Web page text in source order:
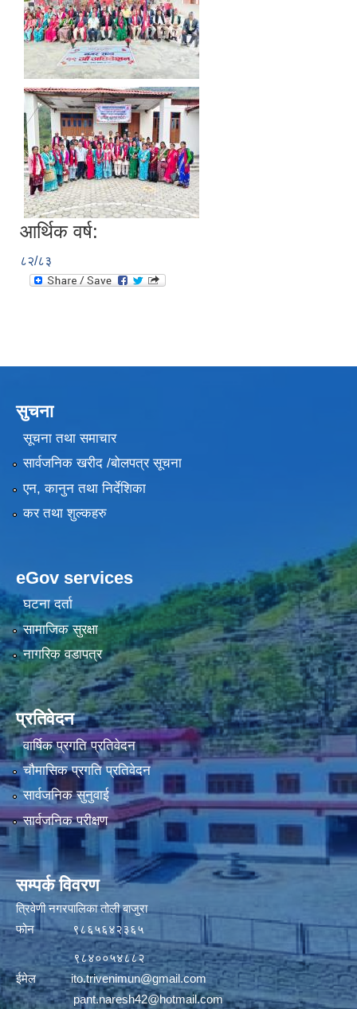
आर्थिक वर्ष:
८२/८३
सुचना
सूचना तथा समाचार
सार्वजनिक खरीद /बोलपत्र सूचना
एन, कानुन तथा निर्देशिका
कर तथा शुल्कहरु
eGov services
घटना दर्ता
सामाजिक सुरक्षा
नागरिक वडापत्र
प्रतिवेदन
वार्षिक प्रगति प्रतिवेदन
चौमासिक प्रगति प्रतिवेदन
सार्वजनिक सुनुवाई
सार्वजनिक परीक्षण
सम्पर्क विवरण
त्रिवेणी नगरपालिका तोली बाजुरा
फोन ९८६५६४२३६५
९८४००५४८८२
ईमेलito.trivenimun@gmail.com
pant.naresh42@hotmail.com